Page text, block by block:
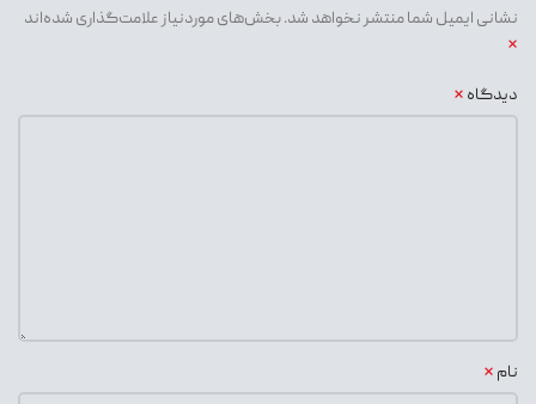
نشانی ایمیل شما منتشر نخواهد شد.بخش‌های موردنیاز علامت‌گذاری شده‌اند
*
دیدگاه *
نام *